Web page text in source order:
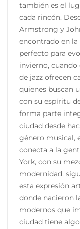
también es el
cada rincón.
Armstrong y
encontrado en la
perfecto para
invierno, cuando
de jazz ofrecen
quienes buscan
con su espíritu
forma parte
ciudad desde
género musical,
conecta a la
York, con su
modernidad,
esta expresión
donde nacieron
modernos que
ciudad tiene